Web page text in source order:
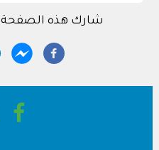
شارك هذه الصفحة